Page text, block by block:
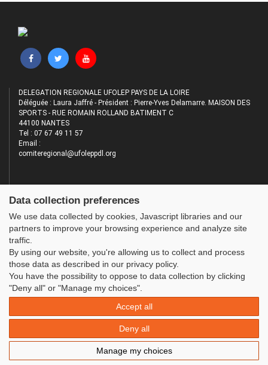
DELEGATION REGIONALE UFOLEP PAYS DE LA LOIRE
Déléguée : Laura Jaffré - Président : Pierre-Yves Delamarre. MAISON DES
SPORTS - RUE ROMAIN ROLLAND BATIMENT C
44100 NANTES
Tel : 07 67 49 11 57
Email :
comiteregional@ufoleppdl.org
INFORMATIONS
Plan du site
FAQ
Mentions légales
Administration
LES SITES DE L'UFOLEP
Communication Asso
Inscriptions évènements
Data collection preferences
We use data collected by cookies, Javascript libraries and our
partners to improve your browsing experience and analyze site
traffic.
By using our website, you're allowing us to collect and process
those data as described in our privacy policy.
You have the possibility to oppose to data collection by clicking
"Deny all" or "Manage my choices".
Accept all
Deny all
Manage my choices